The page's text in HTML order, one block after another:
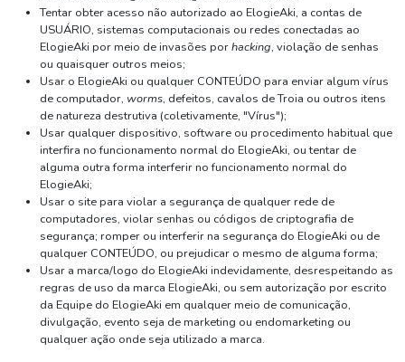
Tentar obter acesso não autorizado ao ElogieAki, a contas de
USUÁRIO, sistemas computacionais ou redes conectadas ao
ElogieAki por meio de invasões porhacking, violação de senhas
ou quaisquer outros meios;
Usar o ElogieAki ou qualquer CONTEÚDO para enviar algum vírus
de computador, worms, defeitos, cavalos de Troia ou outros itens
de natureza destrutiva (coletivamente, "Vírus");
Usar qualquer dispositivo, software ou procedimento habitual que
interfira no funcionamento normal do ElogieAki, ou tentar de
alguma outra forma interferir no funcionamento normal do
ElogieAki;
Usar o site para violar a segurança de qualquer rede de
computadores, violar senhas ou códigos de criptografia de
segurança; romper ou interferir na segurança do ElogieAki ou de
qualquer CONTEÚDO, ou prejudicar o mesmo de alguma forma;
Usar a marca/logo do ElogieAki indevidamente, desrespeitando as
regras de uso da marca ElogieAki, ou sem autorização por escrito
da Equipe do ElogieAki em qualquer meio de comunicação,
divulgação, evento seja de marketing ou endomarketing ou
qualquer ação onde seja utilizado a marca.